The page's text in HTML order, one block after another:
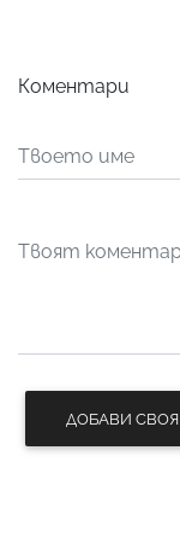
Коментари
ДОБАВИ